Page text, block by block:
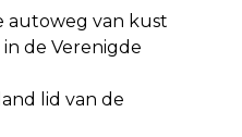
autoweg van kust
de Verenigde
lid van de